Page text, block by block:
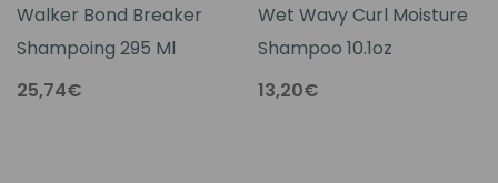
Walker Bond Breaker
Shampoing 295 Ml
25,74€
Wet Wavy Curl Moisture
Shampoo 10.1oz
13,20€